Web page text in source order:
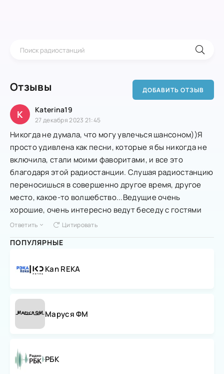
Отзывы ДОБАВИТЬ ОТЗЫВ
K Katerina19
27 декабря 2023 21:45
Никогда не думала, что могу увлечься шансоном))Я
просто удивлена как песни, которые я бы никогда не
включила, стали моими фаворитами, и все это
благодаря этой радиостанции. Слушая радиостанцию
переносишься в совершенно другое время, другое
место, какое-то волшебство...Ведущие очень
хорошие, очень интересно ведут беседу с гостями
Ответить Цитировать
ПОПУЛЯРНЫЕ
Kan REKA
Маруся ФМ
РБК